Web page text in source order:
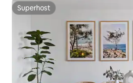
Superhost
Superhost